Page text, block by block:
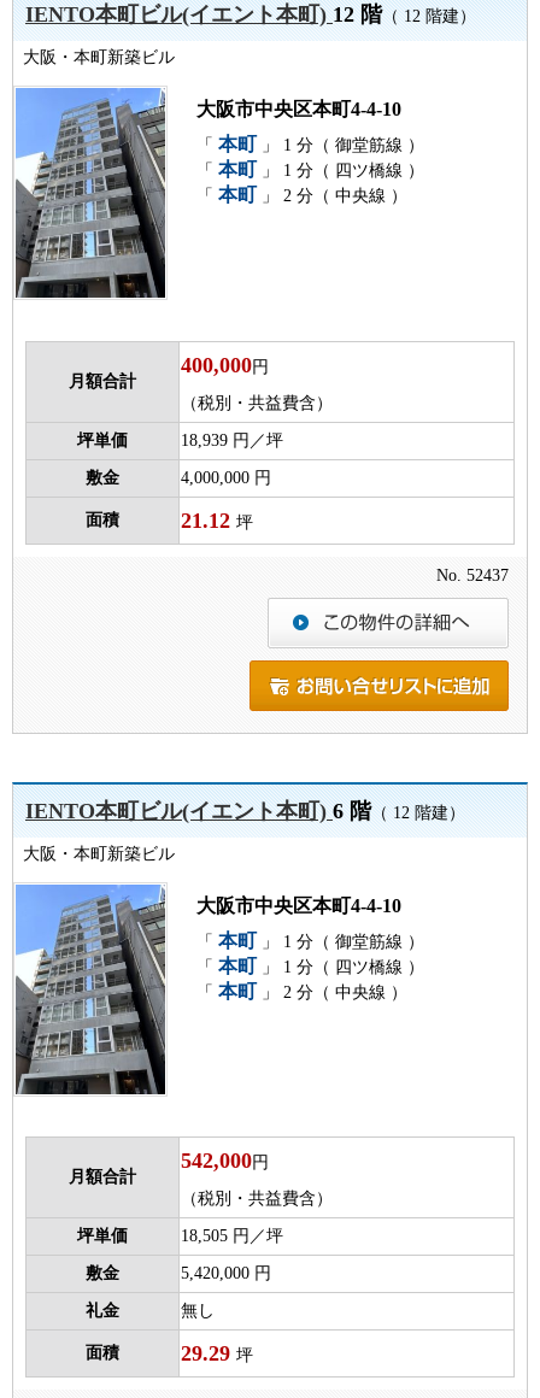
IENTO本町ビル(イエント本町)12 階（ 12 階建）
大阪・本町新築ビル
大阪市中央区本町4-4-10
「 本町 」 1 分（ 御堂筋線 ）
「 本町 」 1 分（ 四ツ橋線 ）
「 本町 」 2 分（ 中央線 ）
月額合計
400,000円
（税別・共益費含）
坪単価 18,939 円／坪
敷金 4,000,000 円
面積 21.12 坪
No. 52437
IENTO本町ビル(イエント本町)6 階（ 12 階建）
大阪・本町新築ビル
大阪市中央区本町4-4-10
「 本町 」 1 分（ 御堂筋線 ）
「 本町 」 1 分（ 四ツ橋線 ）
「 本町 」 2 分（ 中央線 ）
月額合計
542,000円
（税別・共益費含）
坪単価 18,505 円／坪
敷金 5,420,000 円
礼金 無し
面積 29.29 坪